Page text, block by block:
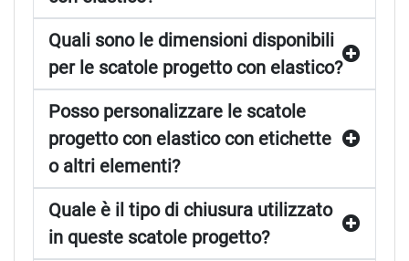
Quali sono le dimensioni disponibili
per le scatole progetto con elastico?
Posso personalizzare le scatole
progetto con elastico con etichette
o altri elementi?
Quale è il tipo di chiusura utilizzato
in queste scatole progetto?